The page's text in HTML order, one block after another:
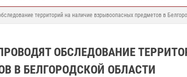
территорий на наличие взрывоопасных предметов в
ОБСЛЕДОВАНИЕ
В БЕЛГОРОДСКОЙ ОБЛАСТИ